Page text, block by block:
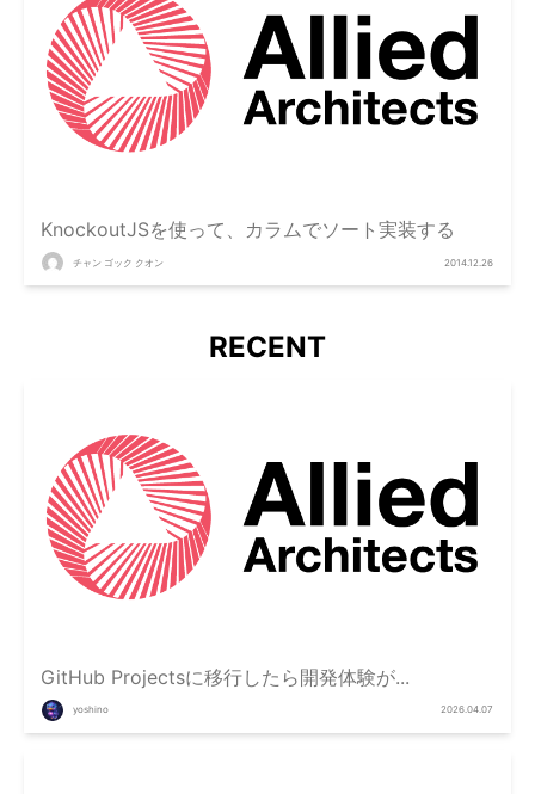
KnockoutJSを使って、カラムでソート実装する
チャン ゴック クオン 2014.12.26
RECENT
GitHub Projectsに移行したら開発体験が...
yoshino 2026.04.07